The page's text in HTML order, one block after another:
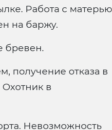
Работа с матерью
на баржу.
бревен.
получение отказа в
в
Невозможность